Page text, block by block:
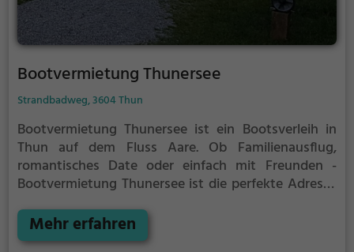
Bootvermietung Thunersee
Strandbadweg, 3604 Thun
Bootvermietung Thunersee ist ein Bootsverleih in
Thun auf dem Fluss Aare. Ob Familienausflug,
romantisches Date oder einfach mit Freunden -
Bootvermietung Thunersee ist die perfekte Adresse
Sportbegeisterte und echte Wasserratten auf ihre
Kosten.
Mehr erfahren